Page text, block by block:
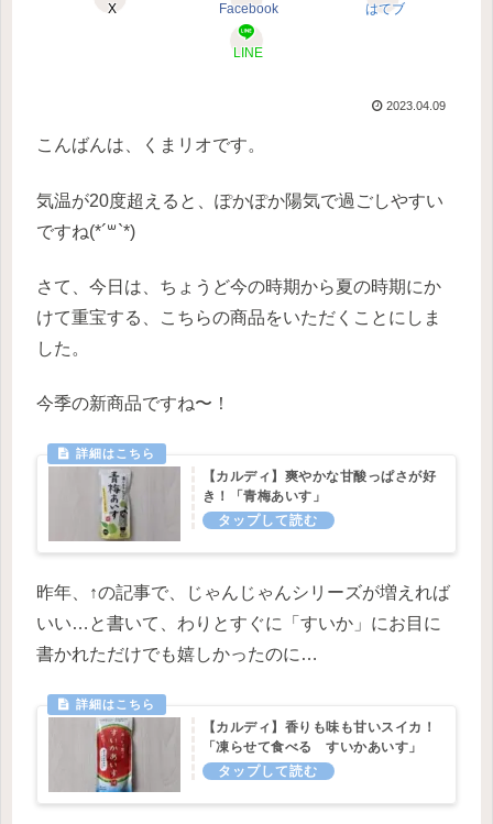
X Facebook はてブ
LINE
2023.04.09
こんばんは、くまリオです。
気温が20度超えると、ぽかぽか陽気で過ごしやすい
ですね(*´꒳`*)
さて、今日は、ちょうど今の時期から夏の時期にか
けて重宝する、こちらの商品をいただくことにしま
した。
今季の新商品ですね〜！
【カルディ】爽やかな甘酸っぱさが好
き！「青梅あいす」
昨年、↑の記事で、じゃんじゃんシリーズが増えれば
いい…と書いて、わりとすぐに「すいか」にお目に
書かれただけでも嬉しかったのに…
【カルディ】香りも味も甘いスイカ！
「凍らせて食べる すいかあいす」